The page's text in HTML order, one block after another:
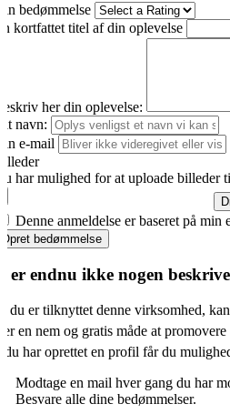
bedømmelse
kortfattet titel af din oplevelse
her din oplevelse:
navn:
e-mail
har mulighed for at uploade billeder
Denne anmeldelse er baseret på
Opret bedømmelse
er endnu ikke nogen
du er tilknyttet denne virksomhed,
er en nem og gratis måde at
du har oprettet en profil får du
Modtage en mail hver gang du har
Besvare alle dine bedømmelser.